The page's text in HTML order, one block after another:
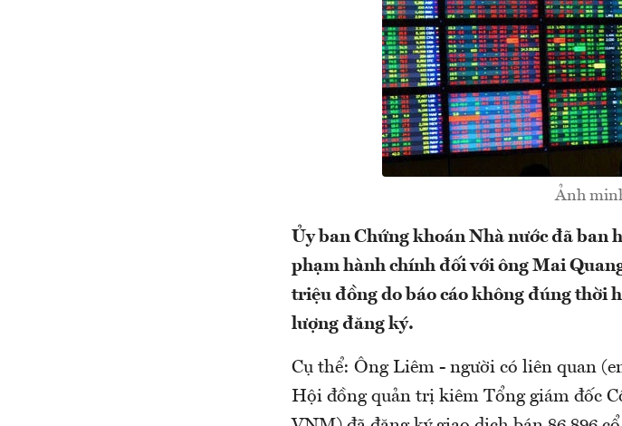
Ảnh
Ủy ban Chứng khoán Nhà nước đã ban
phạm hành chính đối với ông Mai
triệu đồng do báo cáo không đúng thời
lượng đăng ký.
Cụ thể: Ông Liêm - người có liên quan
Hội đồng quản trị kiêm Tổng giám đốc